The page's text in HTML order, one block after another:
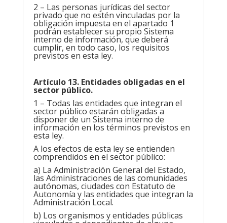
2 – Las personas jurídicas del sector
privado que no estén vinculadas por la
obligación impuesta en el apartado 1
podrán establecer su propio Sistema
interno de información, que deberá
cumplir, en todo caso, los requisitos
previstos en esta ley.
Artículo 13. Entidades obligadas en el
sector público.
1 – Todas las entidades que integran el
sector público estarán obligadas a
disponer de un Sistema interno de
información en los términos previstos en
esta ley.
A los efectos de esta ley se entienden
comprendidos en el sector público:
a) La Administración General del Estado,
las Administraciones de las comunidades
autónomas, ciudades con Estatuto de
Autonomía y las entidades que integran la
Administración Local.
b) Los organismos y entidades públicas